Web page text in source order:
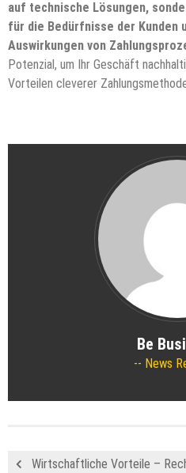
auf technische Lösungen,
für die Bedürfnisse der Kunden
Auswirkungen von
Potenzial, um Ihr Geschäft
Vorteilen cleverer
Be
News
Wirtschaftliche Vorteile –